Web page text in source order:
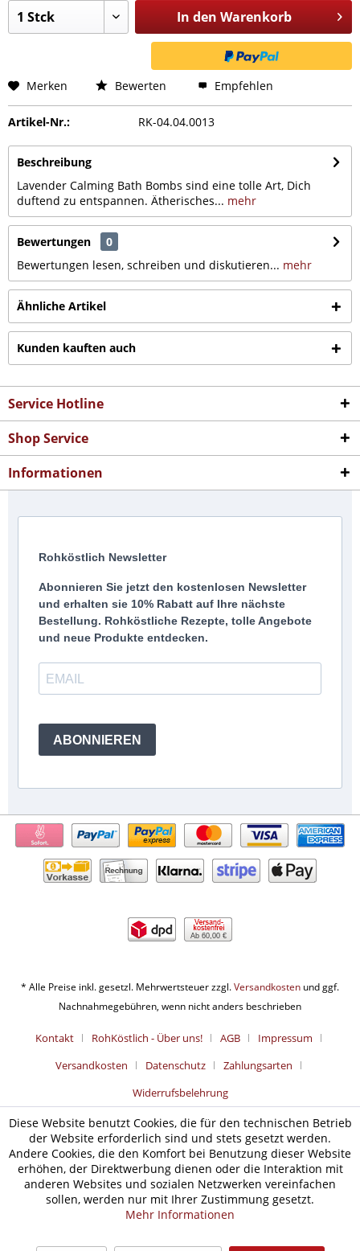
In den Warenkorb
Merken Bewerten Empfehlen
Artikel-Nr.: RK-04.04.0013
Beschreibung
Lavender Calming Bath Bombs sind eine tolle Art, Dich
duftend zu entspannen. Ätherisches... mehr
Bewertungen
0
Bewertungen lesen, schreiben und diskutieren... mehr
Ähnliche Artikel
Kunden kauften auch
Service Hotline
Shop Service
Informationen
Rohköstlich Newsletter
Abonnieren Sie jetzt den kostenlosen Newsletter
und erhalten sie 10% Rabatt auf Ihre nächste
Bestellung. Rohköstliche Rezepte, tolle Angebote
und neue Produkte entdecken.
ABONNIEREN
Ab 60,00 €
* Alle Preise inkl. gesetzl. Mehrwertsteuer zzgl.Versandkosten und ggf.
Nachnahmegebühren, wenn nicht anders beschrieben
Kontakt RohKöstlich - Über uns! AGB
Impressum
Versandkosten
Datenschutz
Zahlungsarten
Widerrufsbelehrung
Diese Website benutzt Cookies, die für den technischen Betrieb
der Website erforderlich sind und stets gesetzt werden.
Andere Cookies, die den Komfort bei Benutzung dieser Website
erhöhen, der Direktwerbung dienen oder die Interaktion mit
anderen Websites und sozialen Netzwerken vereinfachen
sollen, werden nur mit Ihrer Zustimmung gesetzt.
Mehr Informationen